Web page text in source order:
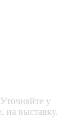
у
на выставку.